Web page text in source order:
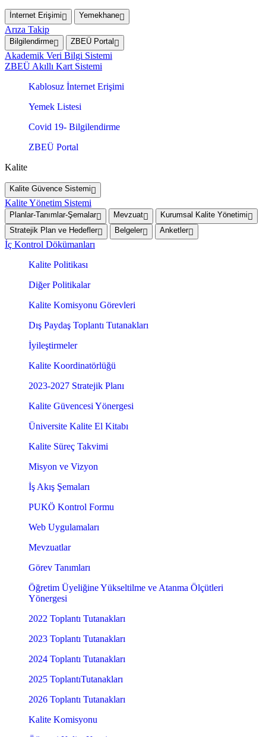
İnternet Erişimi Yemekhane
Arıza Takip
Bilgilendirme ZBEÜ Portal
Akademik Veri Bilgi Sistemi
ZBEÜ Akıllı Kart Sistemi
Kablosuz İnternet Erişimi
Yemek Listesi
Covid 19- Bilgilendirme
ZBEÜ Portal
Kalite
Kalite Güvence Sistemi
Kalite Yönetim Sistemi
Planlar-Tanımlar-Şemalar Mevzuat
Kurumsal Kalite Yönetimi
Stratejik Plan ve Hedefler
Belgeler Anketler
İç Kontrol Dökümanları
Kalite Politikası
Diğer Politikalar
Kalite Komisyonu Görevleri
Dış Paydaş Toplantı Tutanakları
İyileştirmeler
Kalite Koordinatörlüğü
2023-2027 Stratejik Planı
Kalite Güvencesi Yönergesi
Üniversite Kalite El Kitabı
Kalite Süreç Takvimi
Misyon ve Vizyon
İş Akış Şemaları
PUKÖ Kontrol Formu
Web Uygulamaları
Mevzuatlar
Görev Tanımları
Öğretim Üyeliğine Yükseltilme ve Atanma Ölçütleri
Yönergesi
2022 Toplantı Tutanakları
2023 Toplantı Tutanakları
2024 Toplantı Tutanakları
2025 ToplantıTutanakları
2026 Toplantı Tutanakları
Kalite Komisyonu